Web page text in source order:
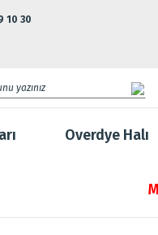
10 30
Overdye Halı